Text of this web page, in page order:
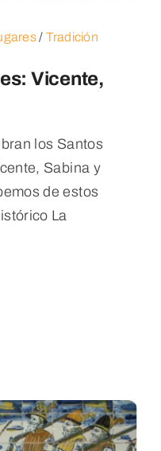
/ Tradición
Vicente,
los Santos
Sabina y
de estos
La